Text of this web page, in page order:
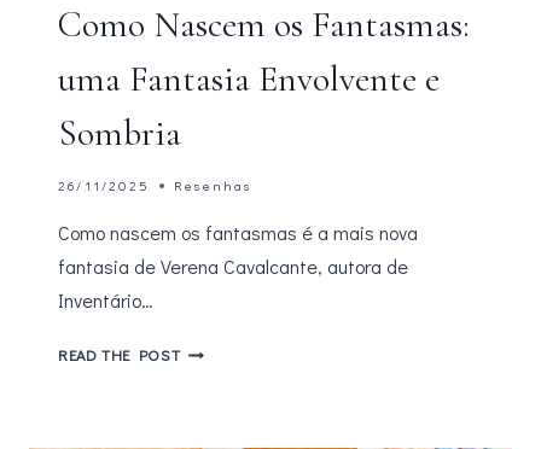
Como Nascem os Fantasmas:
uma Fantasia Envolvente e
Sombria
26/11/2025 Resenhas
Como nascem os fantasmas é a mais nova
fantasia de Verena Cavalcante, autora de
Inventário…
READ THE POSTCOMO